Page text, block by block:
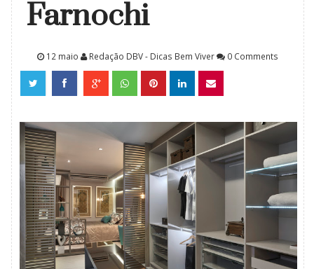
Farnochi
12 maio Redação DBV - Dicas Bem Viver 0 Comments